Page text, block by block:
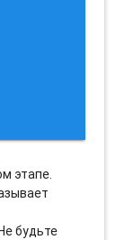
этапе.
будьте